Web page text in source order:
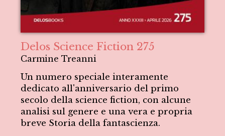
Delos Science Fiction 275
Carmine Treanni
Un numero speciale interamente
dedicato all'anniversario del primo
secolo della science fiction, con alcune
analisi sul genere e una vera e propria
breve Storia della fantascienza.